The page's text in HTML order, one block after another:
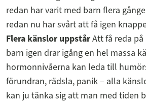
redan har varit med barn flera
redan nu har svårt att få igen
Flera känslor uppstårAtt få reda
barn igen drar igång en hel massa
hormonnivåerna kan leda till
förundran, rädsla, panik – alla
kan ju tänka sig att man med tiden